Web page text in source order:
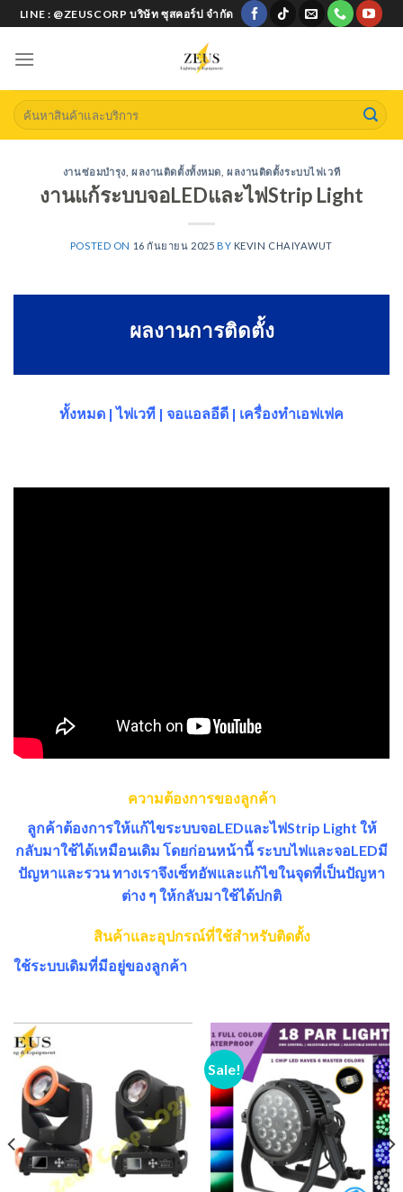
Skip
to
content
LINE : @ZEUSCORP บริษัท ซุสคอร์ป จำกัด
Search
for:
งานซ่อมบำรุง ,ผลงานติดตั้งทั้งหมด ,ผลงานติดตั้งระบบไฟเวที
งานแก้ระบบจอLEDและไฟStrip Light
POSTED ON 16 กันยายน 2025 BY KEVIN CHAIYAWUT
ผลงานการติดตั้ง
ทั้งหมด |ไฟเวที | จอแอลอีดี | เครื่องทำเอฟเฟค
ความต้องการของลูกค้า
ลูกค้าต้องการให้แก้ไขระบบจอLEDและไฟStrip Light ให้
กลับมาใช้ได้เหมือนเดิม โดยก่อนหน้านี้ ระบบไฟและจอLEDมี
ปัญหาและรวน ทางเราจึงเซ็ทอัพและแก้ไขในจุดที่เป็นปัญหา
ต่าง ๆ ให้กลับมาใช้ได้ปกติ
สินค้าและอุปกรณ์ที่ใช้สำหรับติดตั้ง
ใช้ระบบเดิมที่มีอยู่ของลูกค้า
Sale!